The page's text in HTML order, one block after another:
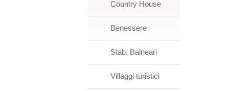
Country House
Benessere
Stab. Balneari
Villaggi turistici